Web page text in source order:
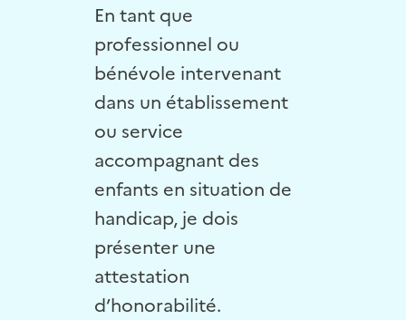
En tant que
professionnel ou
bénévole intervenant
dans un établissement
ou service
accompagnant des
enfants en situation de
handicap, je dois
présenter une
attestation
d’honorabilité.